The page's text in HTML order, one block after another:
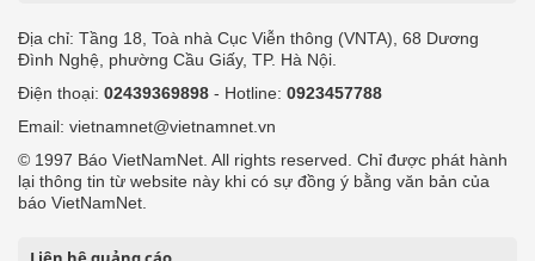
Địa chỉ: Tầng 18, Toà nhà Cục Viễn thông (VNTA), 68 Dương
Đình Nghệ, phường Cầu Giấy, TP. Hà Nội.
Điện thoại: 02439369898 - Hotline: 0923457788
Email: vietnamnet@vietnamnet.vn
© 1997 Báo VietNamNet. All rights reserved. Chỉ được phát hành
lại thông tin từ website này khi có sự đồng ý bằng văn bản của
báo VietNamNet.